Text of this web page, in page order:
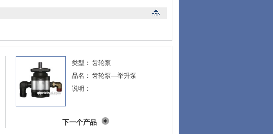
类型： 齿轮泵
品名： 齿轮泵—举升泵
说明：
下一个产品